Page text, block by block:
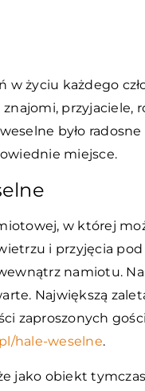
życiu każdego
przyjaciele,
było
miejsce.
w której
i przyjęcia
namiotu.
Największą
zaproszonych
hale-weselne.
jako obiekt